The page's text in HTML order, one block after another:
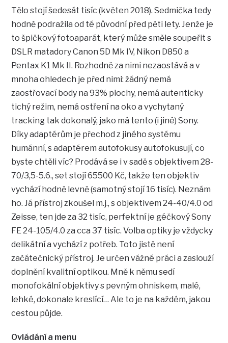
Tělo stojí šedesát tisíc (květen 2018). Sedmička tedy
hodně podražila od té původní před pěti lety. Jenže je
to špičkový fotoaparát, který může směle soupeřit s
DSLR matadory Canon 5D Mk IV, Nikon D850 a
Pentax K1 Mk II. Rozhodně za nimi nezaostává a v
mnoha ohledech je před nimi: žádný nemá
zaostřovací body na 93% plochy, nemá autenticky
tichý režim, nemá ostření na oko a vychytaný
tracking tak dokonalý, jako má tento (i jiné) Sony.
Díky adaptérům je přechod z jiného systému
humánní, s adaptérem autofokusy autofokusují, co
byste chtěli víc? Prodává se i v sadě s objektivem 28-
70/3,5-5.6., set stojí 65500 Kč, takže ten objektiv
vychází hodně levně (samotný stojí 16 tisíc). Neznám
ho. Já přístroj zkoušel m.j., s objektivem 24-40/4.0 od
Zeisse, ten jde za 32 tisíc, perfektní je géčkový Sony
FE 24-105/4.0 za cca 37 tisíc. Volba optiky je vždycky
delikátní a vychází z potřeb. Toto jistě není
začátečnický přístroj. Je určen vážné práci a zaslouží
doplnění kvalitní optikou. Mně k němu sedí
monofokální objektivy s pevným ohniskem, malé,
lehké, dokonale kreslící… Ale to je na každém, jakou
cestou půjde.
Ovládání a menu